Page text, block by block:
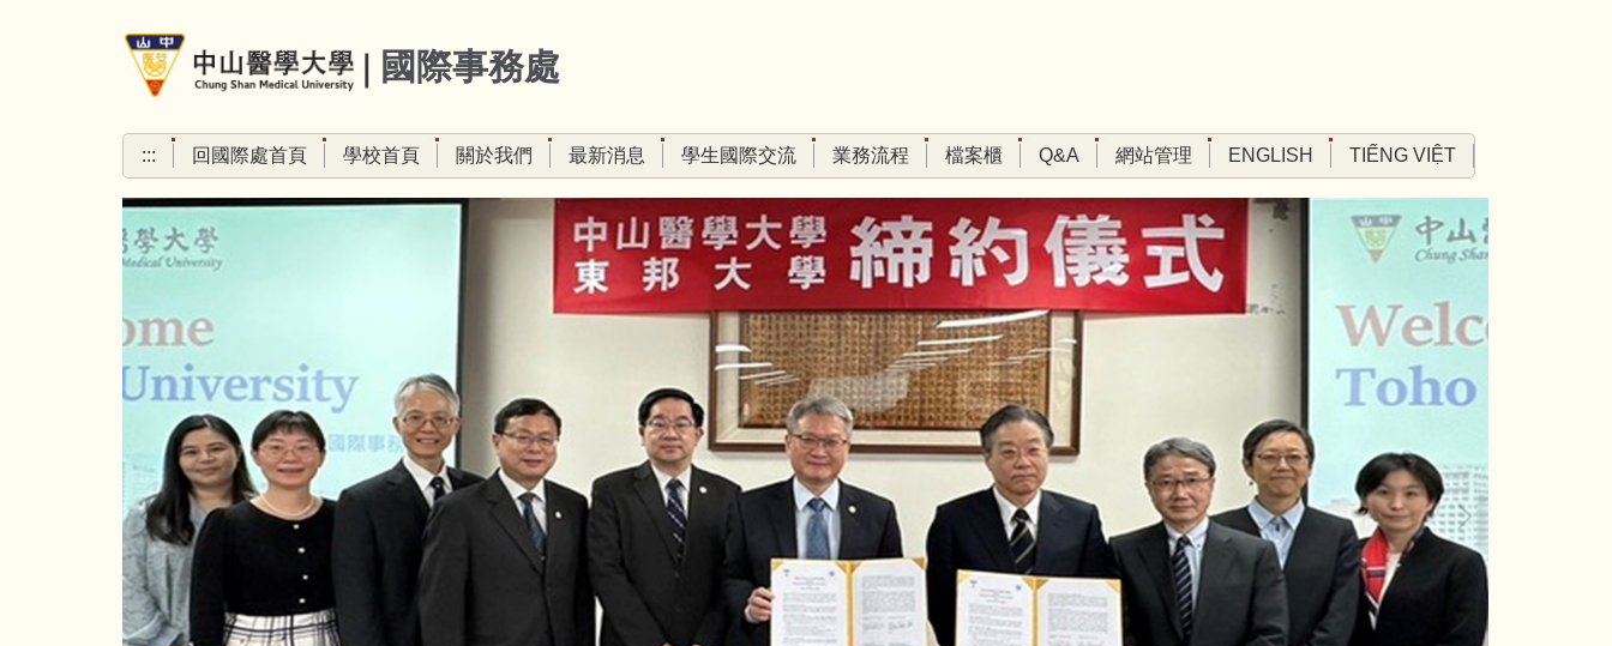
國際事務處
::: 回國際處首頁 學校首頁 關於我們 最新消息 學生國際交流 業務流程 檔案櫃 Q&A 網站管理 ENGLISH TIẾNG VIỆT